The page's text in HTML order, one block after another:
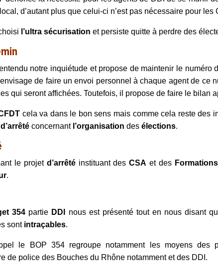
d’autant plus que celui-ci n’est pas nécessaire pour les
l’ultra sécurisation et persiste quitte à perdre des
notre inquiétude et propose de maintenir le numéro
de faire un envoi personnel à chaque agent de ce
qui seront affichées. Toutefois, il propose de faire le bilan
cela va dans le bon sens mais comme cela reste des
d’arrêté concernant l’organisation des élections.
le projet d’arrêtéinstituant desCSA et des Formations
.
354 partie DDI
nous est présenté tout en nous disant
sont intraçables.
le BOP 354 regroupe notamment les moyens des
de police des Bouches du Rhône notamment et des DDI.